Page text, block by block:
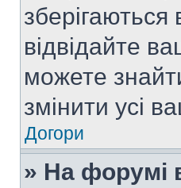
відвідайте
можете
змінити усі
Догори
» На форумі